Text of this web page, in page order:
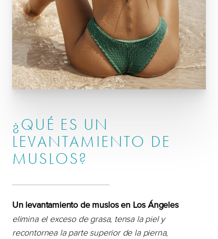
¿QUÉ ES UN
LEVANTAMIENTO DE
MUSLOS?
Un levantamiento de muslos en Los Ángeles
elimina el exceso de grasa, tensa la piel y
recontornea la parte superior de la pierna,